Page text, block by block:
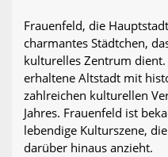
Frauenfeld, die
charmantes Städtchen,
kulturelles Zentrum
erhaltene Altstadt mit
zahlreichen kulturellen
Jahres. Frauenfeld ist
lebendige Kulturszene,
darüber hinaus anzieht.